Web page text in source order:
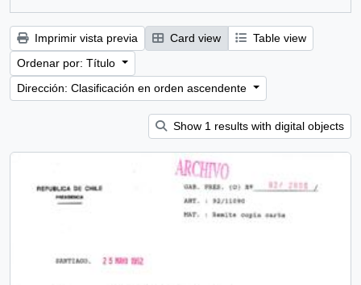
Imprimir vista previa Card view
Table view
Ordenar por: Título
Dirección: Clasificación en orden ascendente
Show 1 results with digital objects